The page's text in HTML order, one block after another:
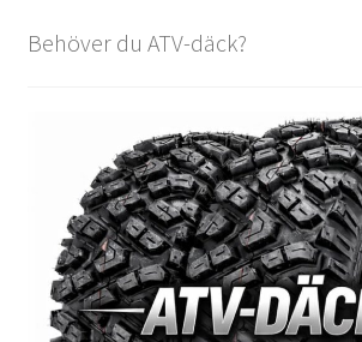
Behöver du ATV-däck?